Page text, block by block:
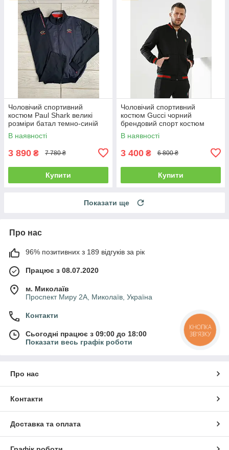
Чоловічий спортивний
костюм Paul Shark великі
розміри батал темно-синій
В наявності
3 890 ₴ 7 780 ₴
Купити
Чоловічий спортивний
костюм Gucci чорний
брендовий спорт костюм
Гуччі S
В наявності
3 400 ₴ 6 800 ₴
Купити
Показати ще
Про нас
96% позитивних з 189 відгуків за рік
Працює з 08.07.2020
м. Миколаїв
Проспект Миру 2А, Миколаїв, Україна
Контакти
Сьогодні працює з 09:00 до 18:00
Показати весь графік роботи
Про нас
Контакти
Доставка та оплата
КНОПКА
ЗВ'ЯЗКУ